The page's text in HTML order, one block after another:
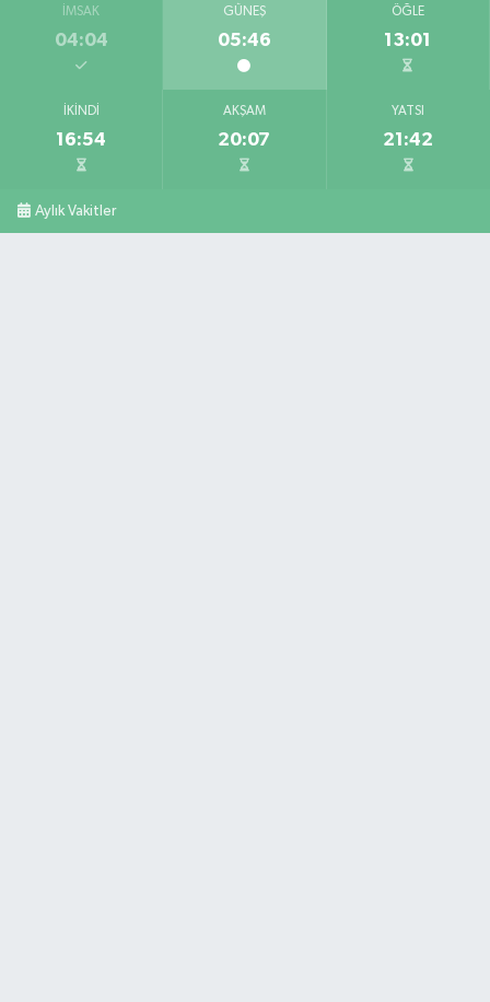
İMSAK
04:04
GÜNEŞ
05:46
ÖĞLE
13:01
İKINDI
16:54
AKŞAM
20:07
YATSI
21:42
Aylık Vakitler